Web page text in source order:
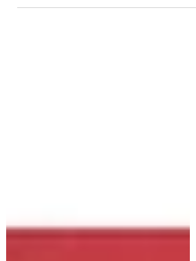
le "Chemin de croix" réalisé pendant les